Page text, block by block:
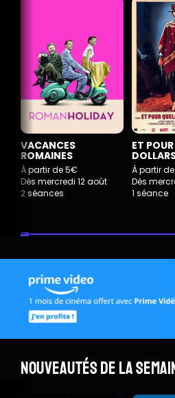
VACANCES
ROMAINES
À partir de 5€
Dès mercredi 12 août
2 séances
ET
À partir
Dès
1 séance
Nouveautés de la